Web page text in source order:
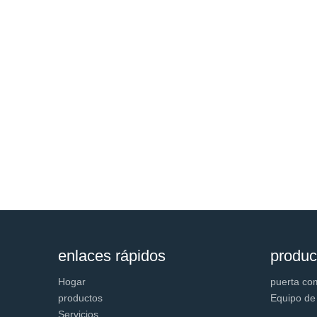
enlaces rápidos
Hogar
productos
Servicios
puerta
Equipo